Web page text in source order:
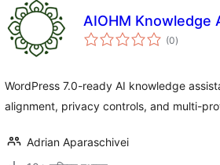
AIOHM Knowledge
(0कुल
दर)
WordPress 7.0-ready AI knowledge
alignment, privacy controls, and multi-
Adrian Aparaschivei